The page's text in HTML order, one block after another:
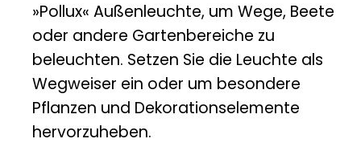
»Pollux« Außenleuchte, um Wege, Beete
oder andere Gartenbereiche zu
beleuchten. Setzen Sie die Leuchte als
Wegweiser ein oder um besondere
Pflanzen und Dekorationselemente
hervorzuheben.